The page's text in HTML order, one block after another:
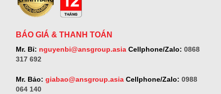
BÁO GIÁ & THANH TOÁN
Mr. Bỉ: nguyenbi@ansgroup.asiaCellphone/Zalo: 0868
317 692
Mr. Bảo: giabao@ansgroup.asiaCellphone/Zalo: 0988
064 140